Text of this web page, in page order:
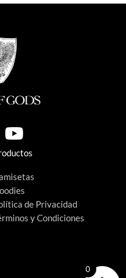
de Privacidad
y Condiciones
0